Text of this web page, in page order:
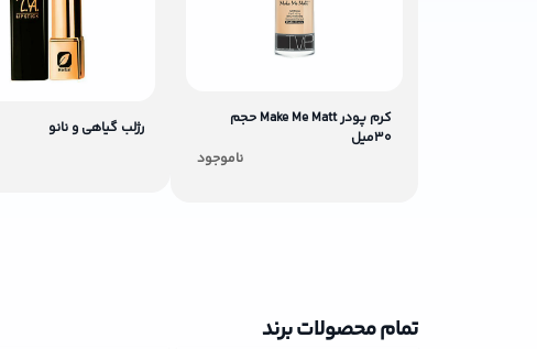
کرم پودر Make Me Matt حجم
30میل
ناموجود
رژلب گیاهی و نانو
تمام محصولات برند